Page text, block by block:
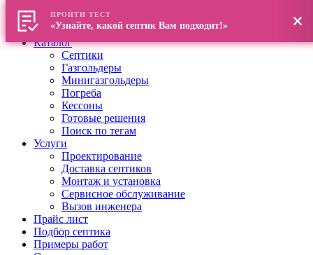
Главная
О компании
Каталог
Септики
Газгольдеры
Минигазгольдеры
Погреба
Кессоны
Готовые решения
Поиск по тегам
Услуги
Проектирование
Доставка септиков
Монтаж и установка
Сервисное обслуживание
Вызов инженера
Прайс лист
Подбор септика
Примеры работ
ПРОЙТИ ТЕСТ
«Узнайте, какой септик Вам подходит!»